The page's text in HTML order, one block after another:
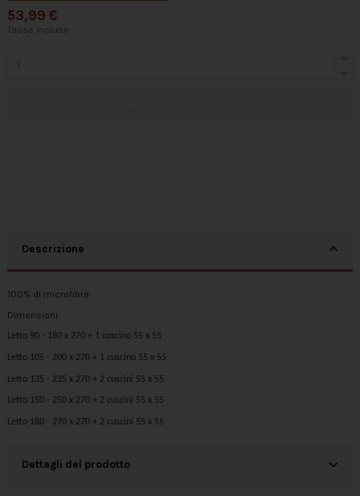
53,99 €
Tasse incluse
Descrizione
100% di microfibra
Dimensioni:
Letto 90 - 180 x 270 + 1 cuscino 55 x 55
Letto 105 - 200 x 270 + 1 cuscino 55 x 55
Letto 135 - 235 x 270 + 2 cuscini 55 x 55
Letto 150 - 250 x 270 + 2 cuscini 55 x 55
Letto 180 - 270 x 270 + 2 cuscini 55 x 55
Dettagli del prodotto